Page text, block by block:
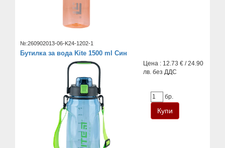
№:260902013-06-K24-1202-1
Бутилка за вода Kite 1500 ml Син
Цена : 12.73 € / 24.90
лв. без ДДС
бр.